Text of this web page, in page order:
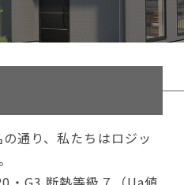
通り、私たちはロジッ